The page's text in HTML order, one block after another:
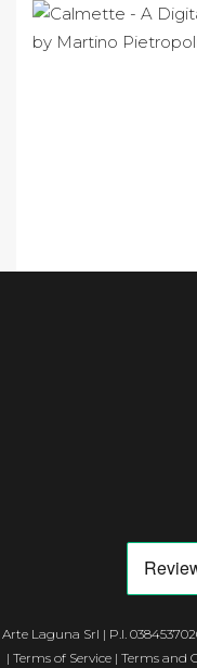
Arte Laguna Srl | P.I.
| Terms of Service| Terms and